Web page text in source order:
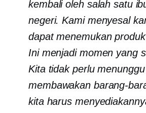
kembali oleh salah satu
negeri. Kami menyesal
dapat menemukan
Ini menjadi momen yang
Kita tidak perlu
membawakan barang-
kita harus